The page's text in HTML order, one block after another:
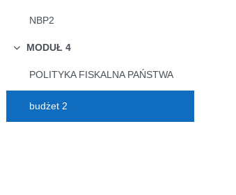
NBP2
Collapse
MODUŁ 4
POLITYKA FISKALNA PAŃSTWA
budżet 2